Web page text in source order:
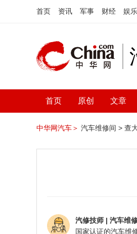
首页 资讯 军事 财经 娱乐
首页 原创 文章
中华网汽车＞ 汽车维修间 > 查
汽修技师 | 汽车维